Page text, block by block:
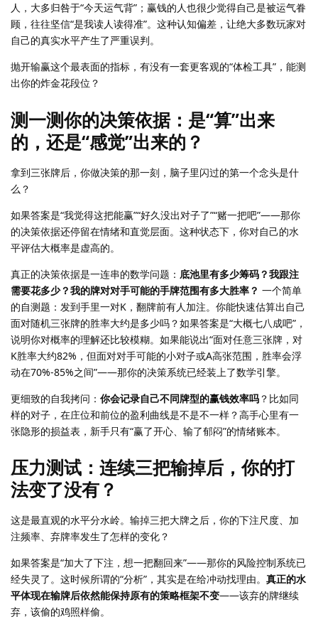
人，大多归咎于“今天运气背”；赢钱的人也很少觉得自己是被运气眷
顾，往往坚信“是我读人读得准”。这种认知偏差，让绝大多数玩家对
自己的真实水平产生了严重误判。
抛开输赢这个最表面的指标，有没有一套更客观的“体检工具”，能测
出你的炸金花段位？
测一测你的决策依据：是“算”出来
的，还是“感觉”出来的？
拿到三张牌后，你做决策的那一刻，脑子里闪过的第一个念头是什
么？
如果答案是“我觉得这把能赢”“好久没出对子了”“赌一把吧”——那你
的决策依据还停留在情绪和直觉层面。这种状态下，你对自己的水
平评估大概率是虚高的。
真正的决策依据是一连串的数学问题： 底池里有多少筹码？我跟注
需要花多少？我的牌对对手可能的手牌范围有多大胜率？ 一个简单
的自测题：发到手里一对K，翻牌前有人加注。你能快速估算出自己
面对随机三张牌的胜率大约是多少吗？如果答案是“大概七八成吧”，
说明你对概率的理解还比较模糊。如果能说出“面对任意三张牌，对
K胜率大约82%，但面对对手可能的小对子或A高张范围，胜率会浮
动在70%-85%之间”——那你的决策系统已经装上了数学引擎。
更细致的自我拷问： 你会记录自己不同牌型的赢钱效率吗 ？比如同
样的对子，在庄位和前位的盈利曲线是不是不一样？高手心里有一
张隐形的损益表，新手只有“赢了开心、输了郁闷”的情绪账本。
压力测试：连续三把输掉后，你的打
法变了没有？
这是最直观的水平分水岭。输掉三把大牌之后，你的下注尺度、加
注频率、弃牌率发生了怎样的变化？
如果答案是“加大了下注，想一把翻回来”——那你的风险控制系统已
经失灵了。这时候所谓的“分析”，其实是在给冲动找理由。 真正的水
平体现在输牌后依然能保持原有的策略框架不变——该弃的牌继续
弃，该偷的鸡照样偷。